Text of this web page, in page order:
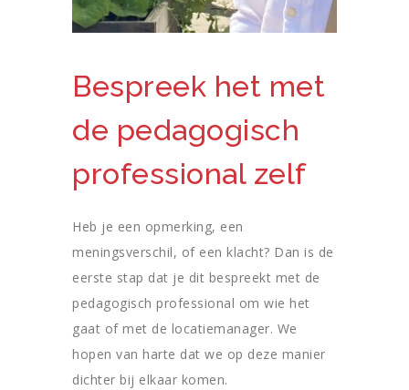
Bespreek het met
de pedagogisch
professional zelf
Heb je een opmerking, een
meningsverschil, of een klacht? Dan is de
eerste stap dat je dit bespreekt met de
pedagogisch professional om wie het
gaat of met de locatiemanager. We
hopen van harte dat we op deze manier
dichter bij elkaar komen.